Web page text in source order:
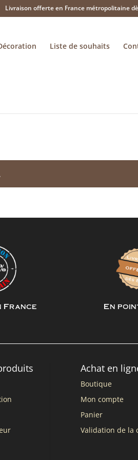
Livraison offerte en France métropolitaine
Liste de souhaits
France En
Achat en
Boutique
Mon compte
Panier
Validation de la